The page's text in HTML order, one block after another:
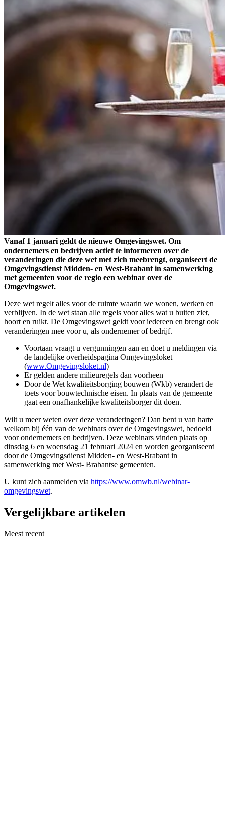
Vanaf 1 januari geldt de nieuwe Omgevingswet. Om
ondernemers en bedrijven actief te informeren over de
veranderingen die deze wet met zich meebrengt, organiseert de
Omgevingsdienst Midden- en West-Brabant in samenwerking
met gemeenten voor de regio een webinar over de
Omgevingswet.
Deze wet regelt alles voor de ruimte waarin we wonen, werken en
verblijven. In de wet staan alle regels voor alles wat u buiten ziet,
hoort en ruikt. De Omgevingswet geldt voor iedereen en brengt ook
veranderingen mee voor u, als ondernemer of bedrijf.
Voortaan vraagt u vergunningen aan en doet u meldingen via
de landelijke overheidspagina Omgevingsloket
(www.Omgevingsloket.nl)
Er gelden andere milieuregels dan voorheen
Door de Wet kwaliteitsborging bouwen (Wkb) verandert de
toets voor bouwtechnische eisen. In plaats van de gemeente
gaat een onafhankelijke kwaliteitsborger dit doen.
Wilt u meer weten over deze veranderingen? Dan bent u van harte
welkom bij één van de webinars over de Omgevingswet, bedoeld
voor ondernemers en bedrijven. Deze webinars vinden plaats op
dinsdag 6 en woensdag 21 februari 2024 en worden georganiseerd
door de Omgevingsdienst Midden- en West-Brabant in
samenwerking met West- Brabantse gemeenten.
U kunt zich aanmelden via https://www.omwb.nl/webinar-
omgevingswet.
Vergelijkbare artikelen
Meest recent